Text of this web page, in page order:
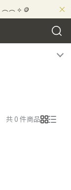
×
⟡ 🪙
共 0 件商品